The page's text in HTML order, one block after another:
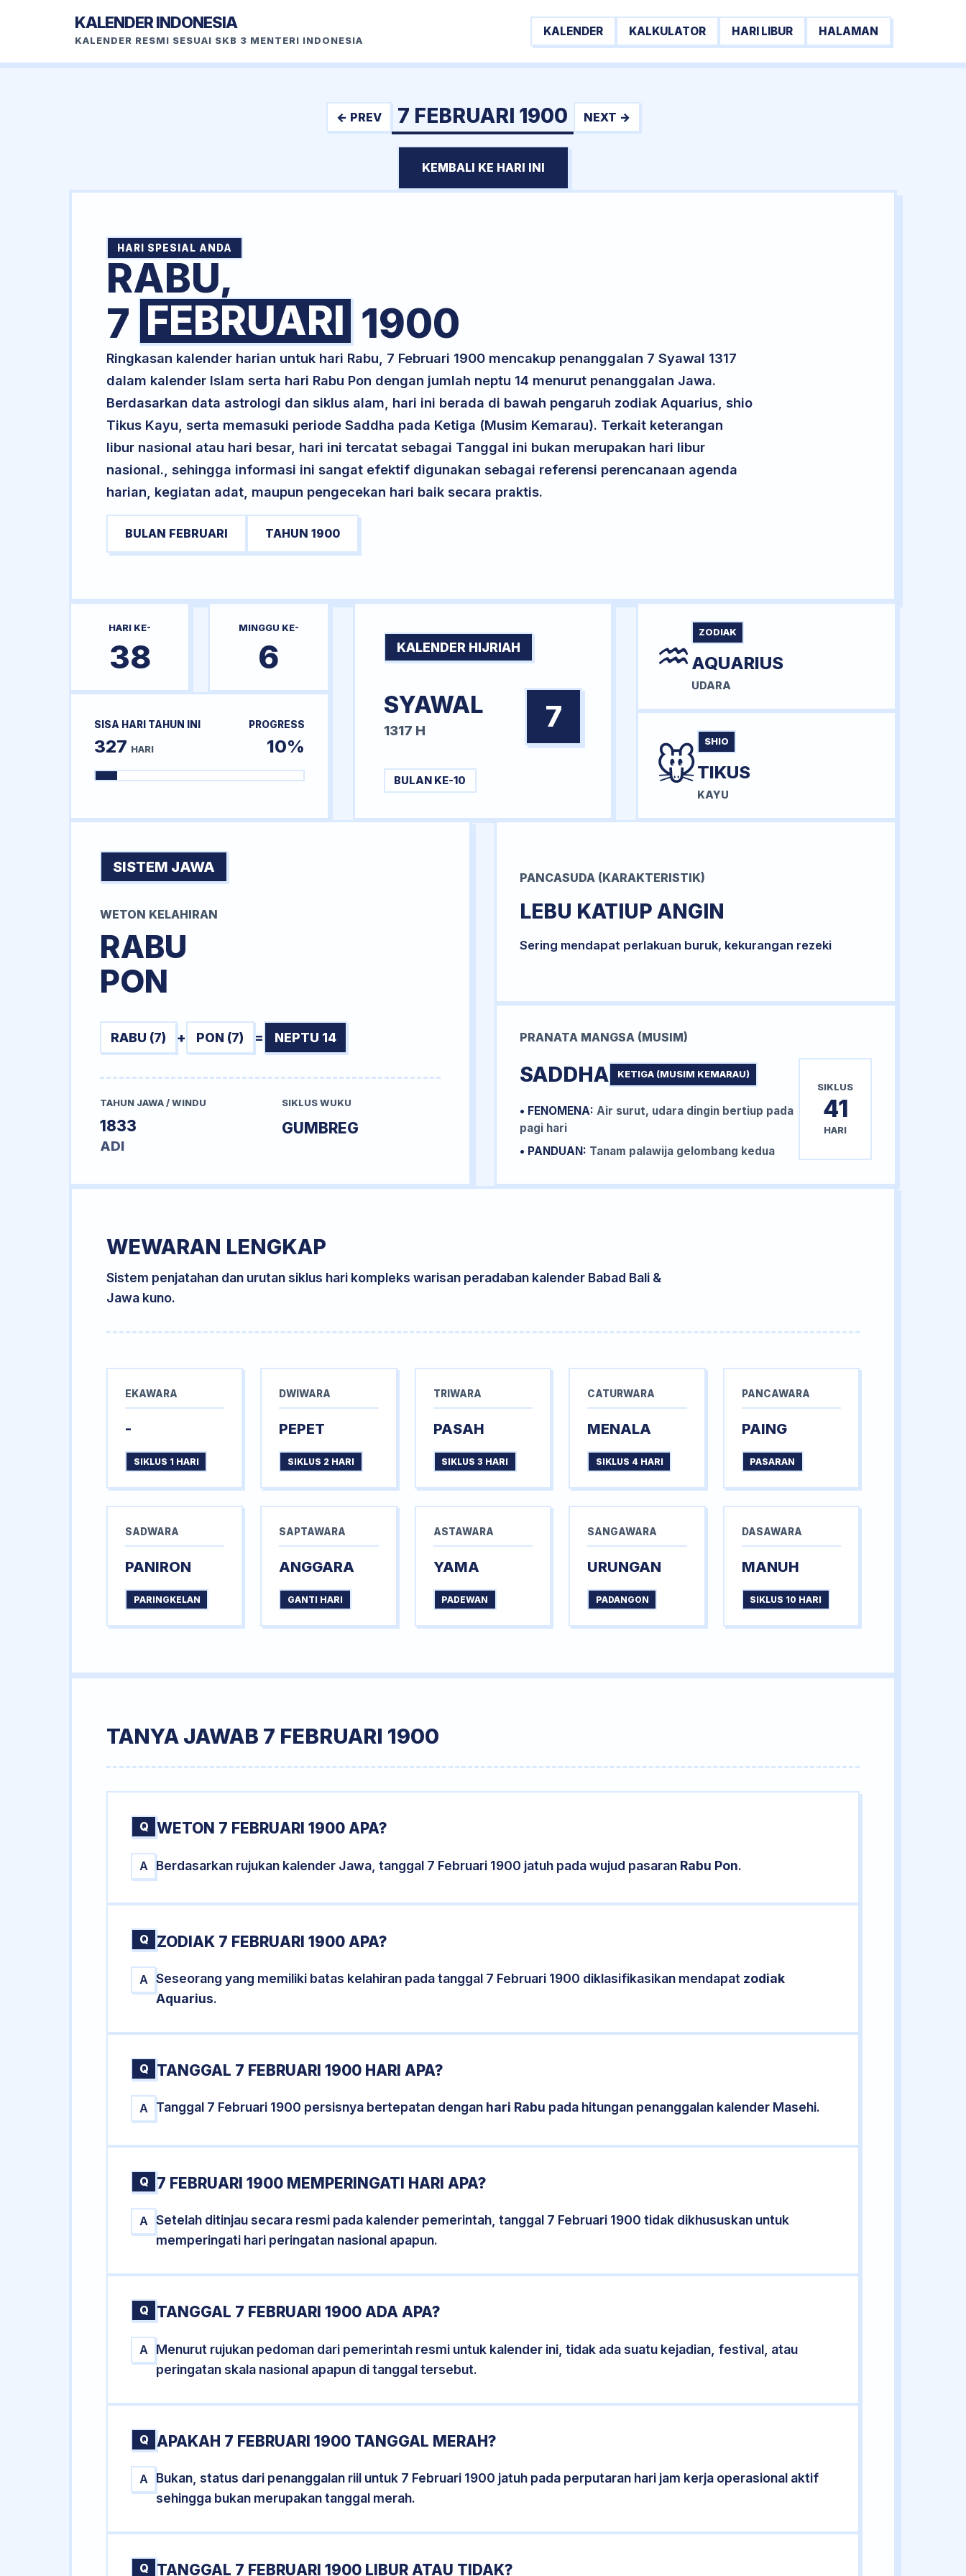
KALENDER INDONESIA
KALENDER RESMI SESUAI SKB 3 MENTERI INDONESIA
KALENDER KALKULATOR HARI LIBUR HALAMAN
← PREV 7 FEBRUARI 1900 NEXT →
KEMBALI KE HARI INI
HARI SPESIAL ANDA
RABU,
7 FEBRUARI 1900
Ringkasan kalender harian untuk hari Rabu, 7 Februari 1900 mencakup penanggalan 7 Syawal 1317
dalam kalender Islam serta hari Rabu Pon dengan jumlah neptu 14 menurut penanggalan Jawa.
Berdasarkan data astrologi dan siklus alam, hari ini berada di bawah pengaruh zodiak Aquarius, shio
Tikus Kayu, serta memasuki periode Saddha pada Ketiga (Musim Kemarau). Terkait keterangan
libur nasional atau hari besar, hari ini tercatat sebagai Tanggal ini bukan merupakan hari libur
nasional., sehingga informasi ini sangat efektif digunakan sebagai referensi perencanaan agenda
harian, kegiatan adat, maupun pengecekan hari baik secara praktis.
BULAN FEBRUARI TAHUN 1900
HARI KE-
38
MINGGU KE-
6
SISA HARI TAHUN INI
327 HARI
PROGRESS
10%
KALENDER HIJRIAH
SYAWAL
1317 H 7
BULAN KE-10
♒ ZODIAK
AQUARIUS
UDARA
🐭 SHIO
TIKUS
KAYU
SISTEM JAWA
WETON KELAHIRAN
RABU
PON
RABU (7) + PON (7) = NEPTU 14
TAHUN JAWA / WINDU
1833
ADI
SIKLUS WUKU
GUMBREG
PANCASUDA (KARAKTERISTIK)
LEBU KATIUP ANGIN
Sering mendapat perlakuan buruk, kekurangan rezeki
PRANATA MANGSA (MUSIM)
SADDHA KETIGA (MUSIM KEMARAU)
• FENOMENA: Air surut, udara dingin bertiup pada
pagi hari
• PANDUAN: Tanam palawija gelombang kedua
SIKLUS
41
HARI
WEWARAN LENGKAP
Sistem penjatahan dan urutan siklus hari kompleks warisan peradaban kalender Babad Bali &
Jawa kuno.
EKAWARA
-
SIKLUS 1 HARI
DWIWARA
PEPET
SIKLUS 2 HARI
TRIWARA
PASAH
SIKLUS 3 HARI
CATURWARA
MENALA
SIKLUS 4 HARI
PANCAWARA
PAING
PASARAN
SADWARA
PANIRON
PARINGKELAN
SAPTAWARA
ANGGARA
GANTI HARI
ASTAWARA
YAMA
PADEWAN
SANGAWARA
URUNGAN
PADANGON
DASAWARA
MANUH
SIKLUS 10 HARI
TANYA JAWAB 7 FEBRUARI 1900
Q WETON 7 FEBRUARI 1900 APA?
A Berdasarkan rujukan kalender Jawa, tanggal 7 Februari 1900 jatuh pada wujud pasaran Rabu Pon.
Q ZODIAK 7 FEBRUARI 1900 APA?
A Seseorang yang memiliki batas kelahiran pada tanggal 7 Februari 1900 diklasifikasikan mendapat zodiak
Aquarius.
Q TANGGAL 7 FEBRUARI 1900 HARI APA?
A Tanggal 7 Februari 1900 persisnya bertepatan dengan hari Rabu pada hitungan penanggalan kalender Masehi.
Q 7 FEBRUARI 1900 MEMPERINGATI HARI APA?
A Setelah ditinjau secara resmi pada kalender pemerintah, tanggal 7 Februari 1900 tidak dikhususkan untuk
memperingati hari peringatan nasional apapun.
Q TANGGAL 7 FEBRUARI 1900 ADA APA?
A
Menurut rujukan pedoman dari pemerintah resmi untuk kalender ini, tidak ada suatu kejadian, festival, atau
peringatan skala nasional apapun di tanggal tersebut.
Q APAKAH 7 FEBRUARI 1900 TANGGAL MERAH?
A
Bukan, status dari penanggalan riil untuk 7 Februari 1900 jatuh pada perputaran hari jam kerja operasional aktif
sehingga bukan merupakan tanggal merah.
Q TANGGAL 7 FEBRUARI 1900 LIBUR ATAU TIDAK?